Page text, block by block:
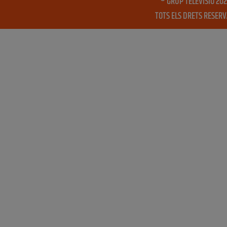
TOTS ELS DRETS